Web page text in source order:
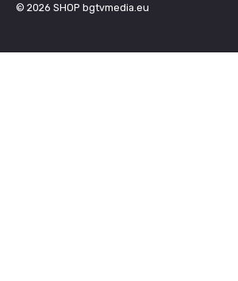
© 2026 SHOP bgtvmedia.eu